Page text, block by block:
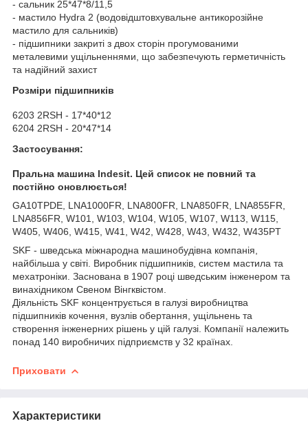
- сальник 25*47*8/11,5
- мастило Hydra 2 (водовідштовхувальне антикорозійне
мастило для сальників)
- підшипники закриті з двох сторін прогумованими
металевими ущільненнями, що забезпечують герметичність
та надійний захист
Розміри підшипників
6203 2RSH - 17*40*12
6204 2RSH - 20*47*14
Застосування:
Пральна машина Indesit. Цей список не повний та
постійно оновлюється!
GA10TPDE, LNA1000FR, LNA800FR, LNA850FR, LNA855FR,
LNA856FR, W101, W103, W104, W105, W107, W113, W115,
W405, W406, W415, W41, W42, W428, W43, W432, W435PT
SKF - шведська міжнародна машинобудівна компанія,
найбільша у світі. Виробник підшипників, систем мастила та
мехатроніки. Заснована в 1907 році шведським інженером та
винахідником Свеном Вінгквістом.
Діяльність SKF концентрується в галузі виробництва
підшипників кочення, вузлів обертання, ущільнень та
створення інженерних рішень у цій галузі. Компанії належить
понад 140 виробничих підприємств у 32 країнах.
Приховати
Характеристики